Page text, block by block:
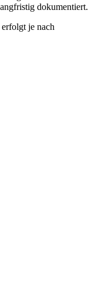
dokumentiert.
je nach